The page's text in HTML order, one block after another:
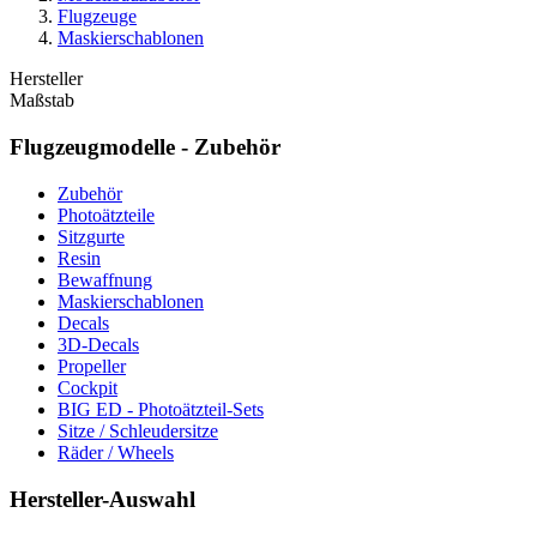
Flugzeuge
Maskierschablonen
Hersteller
Maßstab
Flugzeugmodelle - Zubehör
Zubehör
Photoätzteile
Sitzgurte
Resin
Bewaffnung
Maskierschablonen
Decals
3D-Decals
Propeller
Cockpit
BIG ED - Photoätzteil-Sets
Sitze / Schleudersitze
Räder / Wheels
Hersteller-Auswahl